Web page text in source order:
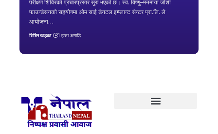
परीक्षण शिविरको प्रचारप्रसार सुरु भएको छ। स्व. विष्णु–मनमाया जोशी
फाउन्डेसनको सहयोगमा ओम साई डेनटल इम्प्लान्ट सेन्टर प्रा.लि. ले
आयोजना…
शिशिर खड्का 1 हप्ता अगाडि